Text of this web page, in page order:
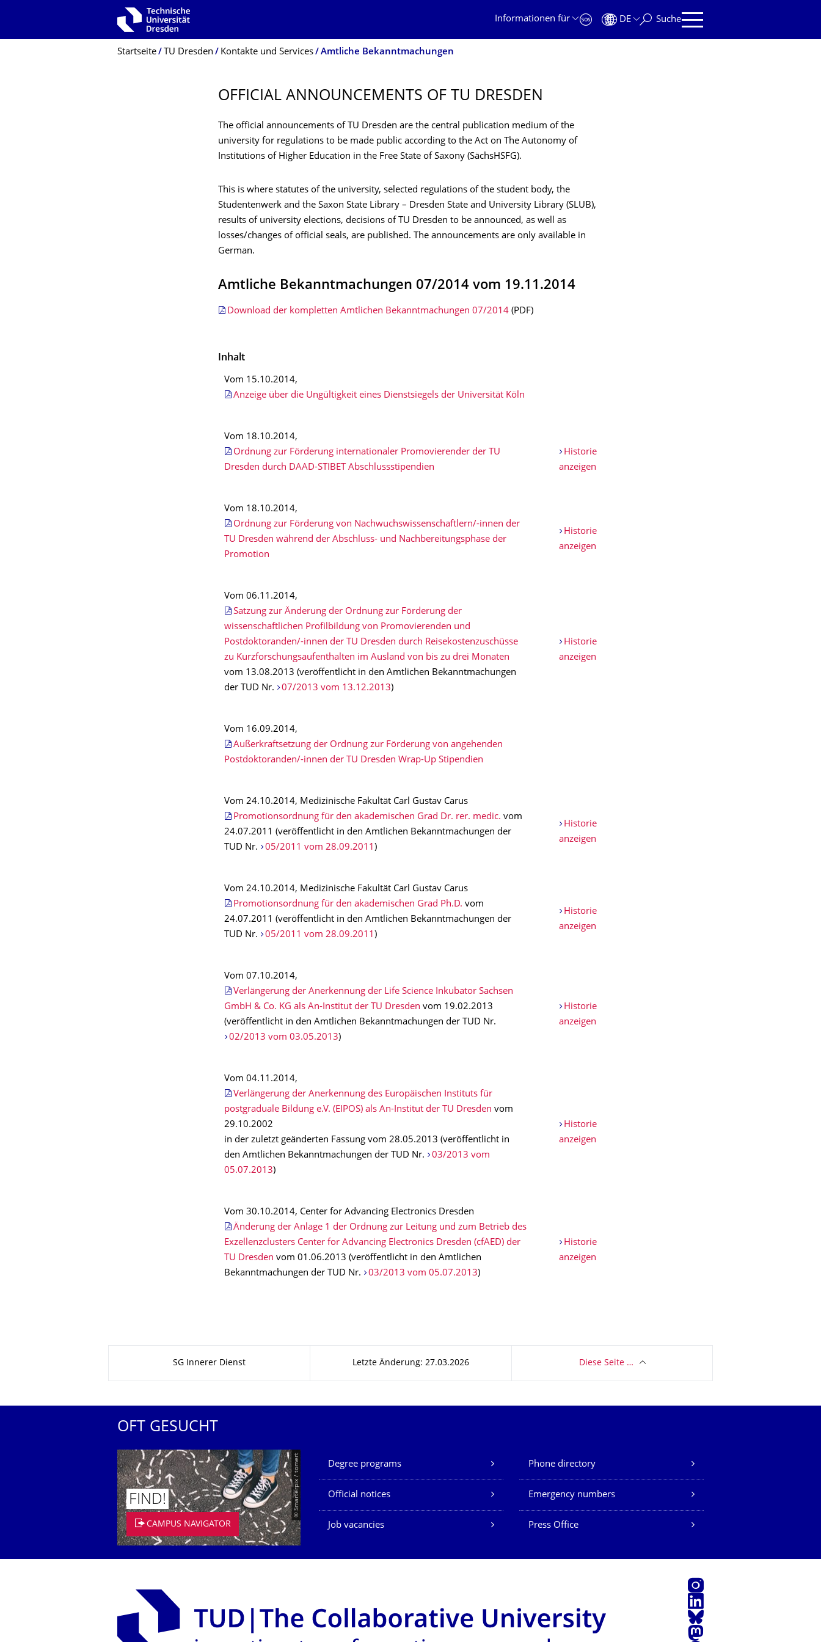
Zur Hauptnavigation springen
Informationen für
DE Suche
Breadcrumb-Menü
Startseite TU Dresden Kontakte und Services Amtliche Bekanntmachungen
OFFICIAL ANNOUNCEMENTS OF TU DRESDEN
The official announcements of TU Dresden are the central publication medium of the
university for regulations to be made public according to the Act on The Autonomy of
Institutions of Higher Education in the Free State of Saxony (SächsHSFG).
This is where statutes of the university, selected regulations of the student body, the
Studentenwerk and the Saxon State Library – Dresden State and University Library (SLUB),
results of university elections, decisions of TU Dresden to be announced, as well as
losses/changes of official seals, are published. The announcements are only available in
German.
Amtliche Bekanntmachungen 07/2014 vom 19.11.2014
Download der kompletten Amtlichen Bekanntmachungen 07/2014 (PDF)
Inhalt
Vom 15.10.2014,
Anzeige über die Ungültigkeit eines Dienstsiegels der Universität Köln
Vom 18.10.2014,
Ordnung zur Förderung internationaler Promovierender der TU
Dresden durch DAAD-STIBET Abschlussstipendien
Historie
anzeigen
Vom 18.10.2014,
Ordnung zur Förderung von Nachwuchswissenschaftlern/-innen der
TU Dresden während der Abschluss- und Nachbereitungsphase der
Promotion
Historie
anzeigen
Vom 06.11.2014,
Satzung zur Änderung der Ordnung zur Förderung der
wissenschaftlichen Profilbildung von Promovierenden und
Postdoktoranden/-innen der TU Dresden durch Reisekostenzuschüsse
zu Kurzforschungsaufenthalten im Ausland von bis zu drei Monaten
vom 13.08.2013 (veröffentlicht in den Amtlichen Bekanntmachungen
der TUD Nr.
07/2013 vom 13.12.2013)
Historie
anzeigen
Vom 16.09.2014,
Außerkraftsetzung der Ordnung zur Förderung von angehenden
Postdoktoranden/-innen der TU Dresden Wrap-Up Stipendien
Vom 24.10.2014, Medizinische Fakultät Carl Gustav Carus
Promotionsordnung für den akademischen Grad Dr. rer. medic. vom
24.07.2011 (veröffentlicht in den Amtlichen Bekanntmachungen der
TUD Nr.
05/2011 vom 28.09.2011 )
Historie
anzeigen
Vom 24.10.2014, Medizinische Fakultät Carl Gustav Carus
Promotionsordnung für den akademischen Grad Ph.D. vom
24.07.2011 (veröffentlicht in den Amtlichen Bekanntmachungen der
TUD Nr.
05/2011 vom 28.09.2011 )
Historie
anzeigen
Vom 07.10.2014,
Verlängerung der Anerkennung der Life Science Inkubator Sachsen
GmbH & Co. KG als An-Institut der TU Dresden vom 19.02.2013
(veröffentlicht in den Amtlichen Bekanntmachungen der TUD Nr.
02/2013 vom 03.05.2013)
Historie
anzeigen
Vom 04.11.2014,
Verlängerung der Anerkennung des Europäischen Instituts für
postgraduale Bildung e.V. (EIPOS) als An-Institut der TU Dresden vom
29.10.2002
in der zuletzt geänderten Fassung vom 28.05.2013 (veröffentlicht in
den Amtlichen Bekanntmachungen der TUD Nr.
03/2013 vom
05.07.2013)
Historie
anzeigen
Vom 30.10.2014, Center for Advancing Electronics Dresden
Änderung der Anlage 1 der Ordnung zur Leitung und zum Betrieb des
Exzellenzclusters Center for Advancing Electronics Dresden (cfAED) der
TU Dresden vom 01.06.2013 (veröffentlicht in den Amtlichen
Bekanntmachungen der TUD Nr.
03/2013 vom 05.07.2013)
Historie
anzeigen
SG Innerer Dienst Letzte Änderung: 27.03.2026 Diese Seite …
OFT GESUCHT
© Smarterpix / tomert
FIND!
CAMPUS NAVIGATOR
Unsere Dienste
Degree programs Phone directory
Official notices Emergency numbers
Job vacancies Press Office
Instagram
LinkedIn
Bluesky
Mastodon